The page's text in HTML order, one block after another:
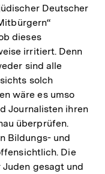
Deutscher
dieses
irritiert. Denn
sind alle
solch
wäre es umso
Journalisten ihren
überprüfen.
Bildungs- und
Die
gesagt und